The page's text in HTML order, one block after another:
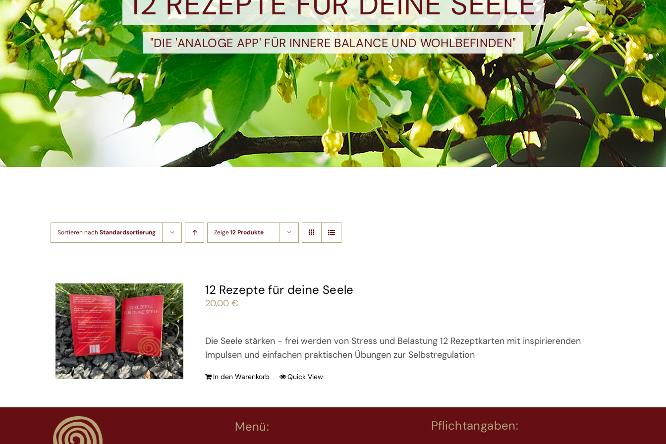
"DIE 'ANALOGE APP' FÜR INNERE BALANCE UND WOHLBEFINDEN"
Sortieren nachStandardsortierung Zeige12 Produkte
12 Rezepte für deine Seele
20,00€
Die Seele stärken - frei werden von Stress und Belastung 12 Rezeptkarten mit inspirierenden
Impulsen und einfachen praktischen Übungen zur Selbstregulation
In den Warenkorb Quick View
Menü: Pflichtangaben: